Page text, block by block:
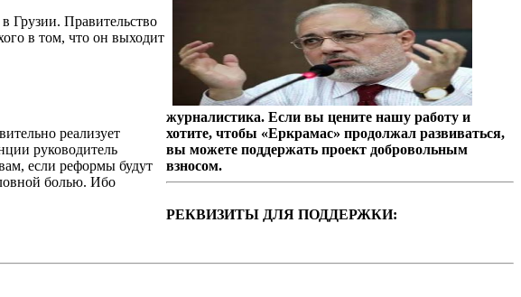
Грузии. Правительство
в том, что он выходит
реализует
руководитель
если реформы будут
болью. Ибо
журналистика. Если вы цените нашу работу и
хотите, чтобы «Еркрамас» продолжал развиваться,
вы можете поддержать проект добровольным
взносом.
РЕКВИЗИТЫ ДЛЯ ПОДДЕРЖКИ: